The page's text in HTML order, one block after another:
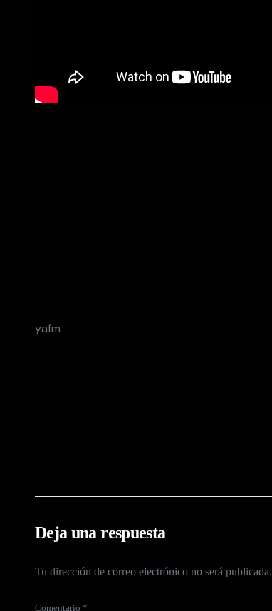
yafm
Deja una respuesta
Tu dirección de correo electrónico no será publicada.
Comentario *